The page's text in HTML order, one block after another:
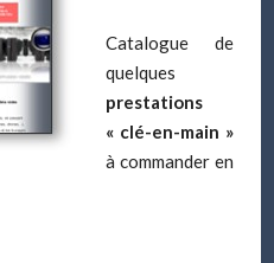
Catalogue de
quelques
prestations
« clé-en-main »
à commander en